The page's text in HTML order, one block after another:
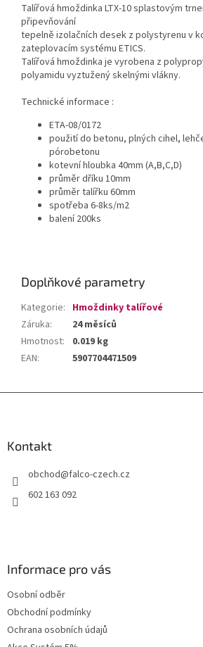
Talířová hmoždinka LTX-10 splastovým
připevňování
tepelně izolačních desek z polystyrenu v
zateplovacím systému ETICS.
Talířová hmoždinka je vyrobena z
polyamidu vyztužený skelnými vlákny.
Technické informace :
ETA-08/0172
použití do betonu, plných cihel,
pórobetonu
kotevní hloubka 40mm (A,B,C,D)
průměr dříku 10mm
průměr talířku 60mm
spotřeba 6-8ks/m2
balení 200ks
Doplňkové parametry
Kategorie: Hmoždinky talířové
Záruka:
24 měsíců
Hmotnost:
0.019 kg
EAN: 5907704471509
Kontakt
obchod@falco-czech.cz
602 163 092
Informace pro vás
Osobní odběr
Obchodní podmínky
Ochrana osobních údajů